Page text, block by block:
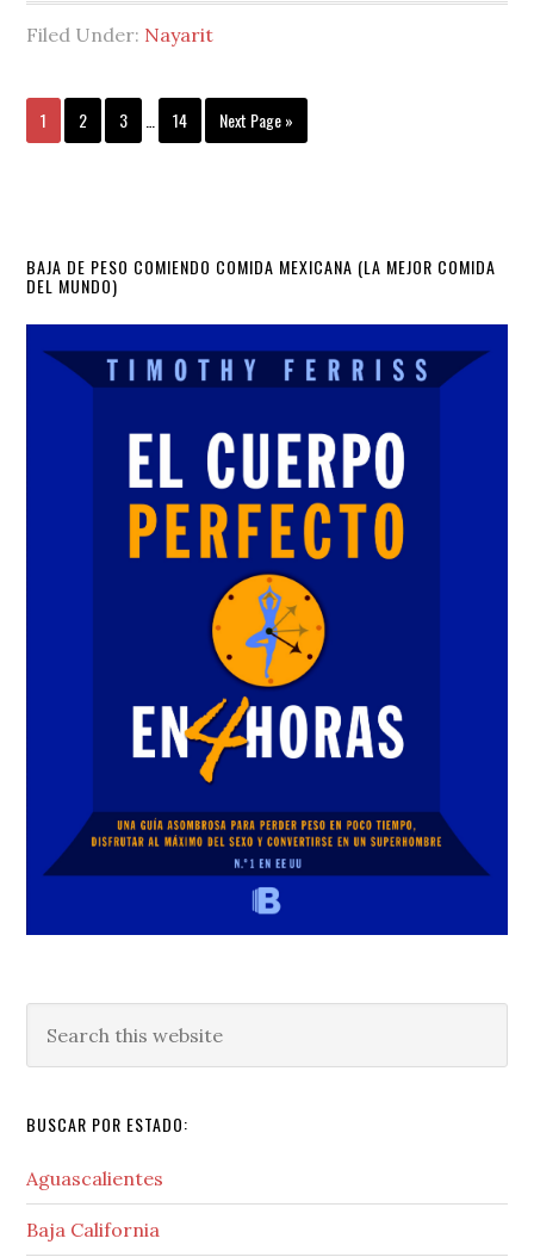
Filed Under: Nayarit
Page
1 Page
2 Page
3
Interim
pages
Page
14
Go
to
Next Page »
Primary
Sidebar
BAJA DE PESO COMIENDO COMIDA MEXICANA (LA MEJOR COMIDA
DEL MUNDO)
this
BUSCAR POR ESTADO:
Aguascalientes
Baja California